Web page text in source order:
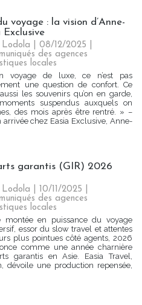
voyage : la vision d’Anne-
Lodola | 08/12/2025
des agences
locales
voyage de luxe, ce n’est pas
une question de confort. Ce
les souvenirs qu’on en garde,
suspendus auxquels on
des mois après être rentré. » –
chez Easia Exclusive, Anne-
garantis (GIR) 2026
Lodola | 10/11/2025
des agences
locales
montée en puissance du voyage
essor du slow travel et attentes
plus pointues côté agents, 2026
comme une année charnière
garantis en Asie. Easia Travel,
dévoile une production repensée,